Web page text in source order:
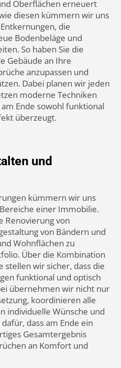
modernisiert werden
unterschiedlichen Bereichen
verändert, Böden erneuert,
oder komplette Räume
Damit ein Projekt möglichst
alle Aufgaben genau zu
Und genau hier
in München und
unter anderem
und Innenausbau-
fertigen Gestaltung der
vor Ort.
Modernisierungen
nicht komplett neu
für Schritt modernisiert.
mit älteren Wohnungen
alle Bauteile entfernt,
Oberflächen erneuert
diesen kümmern wir uns
die
Bodenbeläge und
So haben Sie die
Gebäude an Ihre
anzupassen und